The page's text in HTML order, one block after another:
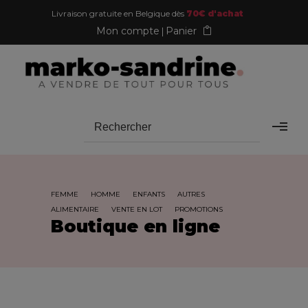
Livraison gratuite en Belgique dès 70€ d'achat
Mon compte Panier
FEMME HOMME ENFANTS
AUTRES
ALIMENTAIRE
VENTE EN LOT PROMOTIONS
Boutique en ligne